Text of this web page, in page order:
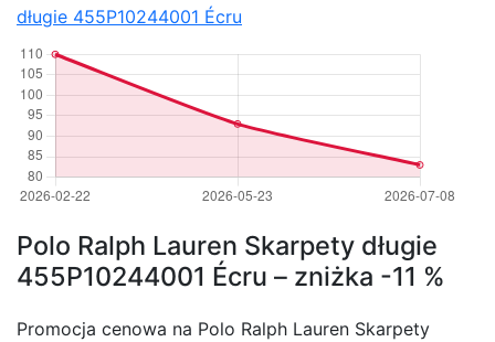
długie 455P10244001 Écru
Polo Ralph Lauren Skarpety długie
455P10244001 Écru – zniżka -11 %
Promocja cenowa na Polo Ralph Lauren Skarpety